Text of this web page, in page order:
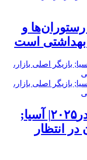
و
است
افت تجارت جهانی پنبه در۲۰۲۵| آسیا;
در انتظار